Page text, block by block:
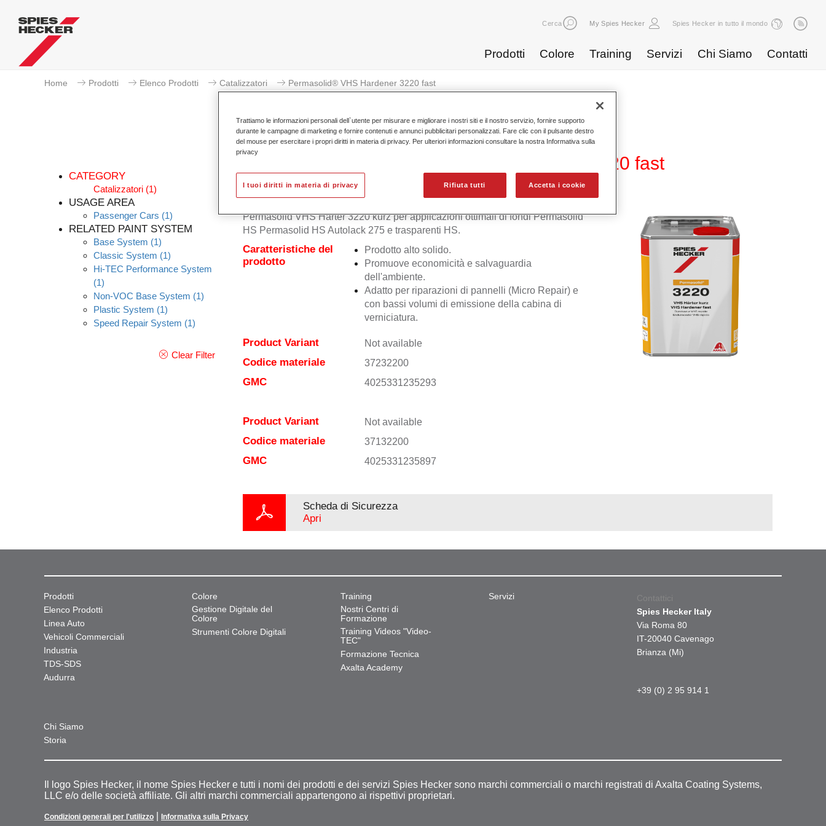
Cerca My Spies Hecker Spies Hecker in tutto il mondo
Prodotti Colore Training Servizi Chi Siamo Contatti
Home Prodotti Elenco Prodotti Catalizzatori Permasolid® VHS Hardener 3220 fast
CATEGORY
Catalizzatori (1)
USAGE AREA
Passenger Cars (1)
RELATED PAINT SYSTEM
Base System (1)
Classic System (1)
Hi-TEC Performance System
(1)
Non-VOC Base System (1)
Plastic System (1)
Speed Repair System (1)
Clear Filter
Permasolid® VHS Hardener 3220 fast
Permasolid VHS Härter 3220 kurz per applicazioni ottimali di fondi Permasolid
HS Permasolid HS Autolack 275 e trasparenti HS.
Caratteristiche del
prodotto
Prodotto alto solido.
Promuove economicità e salvaguardia
dell'ambiente.
Adatto per riparazioni di pannelli (Micro Repair) e
con bassi volumi di emissione della cabina di
verniciatura.
Product Variant Not available
Codice materiale 37232200
GMC 4025331235293
Product Variant Not available
Codice materiale 37132200
GMC 4025331235897
Scheda di Sicurezza
Apri
Prodotti
Elenco Prodotti
Linea Auto
Vehicoli Commerciali
Industria
TDS-SDS
Audurra
Colore
Gestione Digitale del
Colore
Strumenti Colore Digitali
Training
Nostri Centri di
Formazione
Training Videos "Video-
TEC"
Formazione Tecnica
Axalta Academy
Servizi
Chi Siamo
Storia
Contattici
Spies Hecker Italy
Via Roma 80
IT-20040 Cavenago
Brianza (Mi)
+39 (0) 2 95 914 1
Il logo Spies Hecker, il nome Spies Hecker e tutti i nomi dei prodotti e dei servizi Spies Hecker sono marchi commerciali o marchi registrati di Axalta Coating Systems,
LLC e/o delle società affiliate. Gli altri marchi commerciali appartengono ai rispettivi proprietari.
Condizioni generali per l'utilizzo Informativa sulla Privacy
Trattiamo le informazioni personali dell`utente per misurare e migliorare i nostri siti e il nostro servizio, fornire supporto
durante le campagne di marketing e fornire contenuti e annunci pubblicitari personalizzati. Fare clic con il pulsante destro
del mouse per esercitare i propri diritti in materia di privacy. Per ulteriori informazioni consultare la nostra Informativa sulla
privacy
Rifiuta tutti Accetta i cookie
I tuoi diritti in materia di privacy